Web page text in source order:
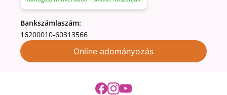
Bankszámlaszám:
16200010-60313566
Online adományozás